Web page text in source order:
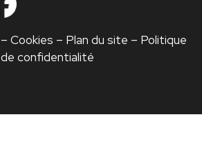
– Cookies – Plan du site – Politique
de confidentialité